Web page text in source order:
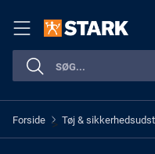
Forside > Tøj &